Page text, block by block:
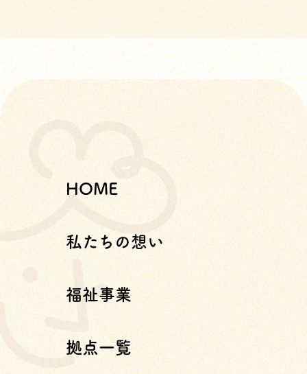
HOME
私たちの想い
福祉事業
拠点一覧